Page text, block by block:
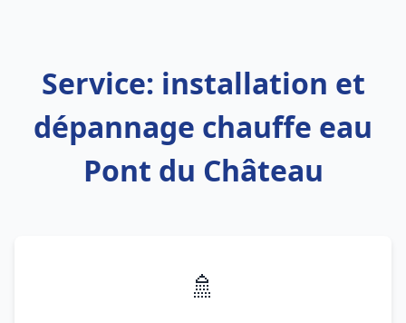
Service: installation et
dépannage chauffe eau
Pont du Château
🚿